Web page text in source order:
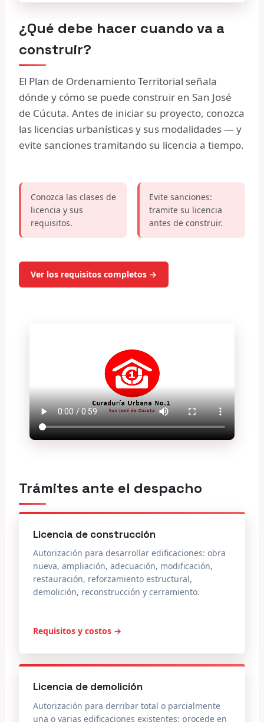
¿Qué debe hacer cuando va a
construir?
El Plan de Ordenamiento Territorial señala
dónde y cómo se puede construir en San José
de Cúcuta. Antes de iniciar su proyecto, conozca
las licencias urbanísticas y sus modalidades — y
evite sanciones tramitando su licencia a tiempo.
Conozca las clases de
licencia y sus
requisitos.
Evite sanciones:
tramite su licencia
antes de construir.
Ver los requisitos completos →
Trámites ante el despacho
Licencia de construcción
Autorización para desarrollar edificaciones: obra
nueva, ampliación, adecuación, modificación,
restauración, reforzamiento estructural,
demolición, reconstrucción y cerramiento.
Requisitos y costos →
Licencia de demolición
Autorización para derribar total o parcialmente
una o varias edificaciones existentes; procede en